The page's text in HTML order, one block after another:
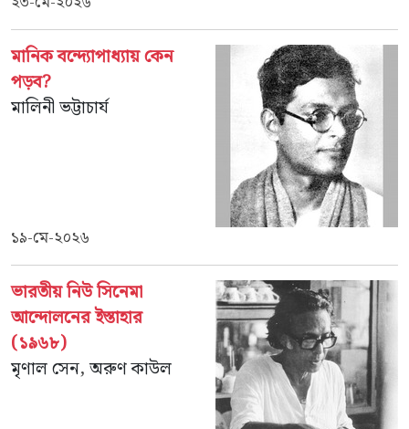
মানিক বন্দ্যোপাধ্যায় কেন
পড়ব?
মালিনী ভট্টাচার্য
১৯-মে-২০২৬
ভারতীয় নিউ সিনেমা
আন্দোলনের ইস্তাহার
(১৯৬৮)
মৃণাল সেন,অরুণ কাউল